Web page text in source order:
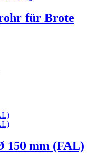
für Brote
150 mm (FAL)